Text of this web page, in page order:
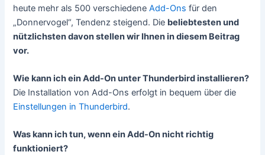
heute mehr als 500 verschiedeneAdd-Ons für den
„Donnervogel“, Tendenz steigend. Die beliebtesten und
nützlichsten davon stellen wir Ihnen in diesem Beitrag
vor.
Wie kann ich ein Add-On unter Thunderbird installieren?
Die Installation von Add-Ons erfolgt in bequem über die
Einstellungen in Thunderbird.
Was kann ich tun, wenn ein Add-On nicht richtig
funktioniert?